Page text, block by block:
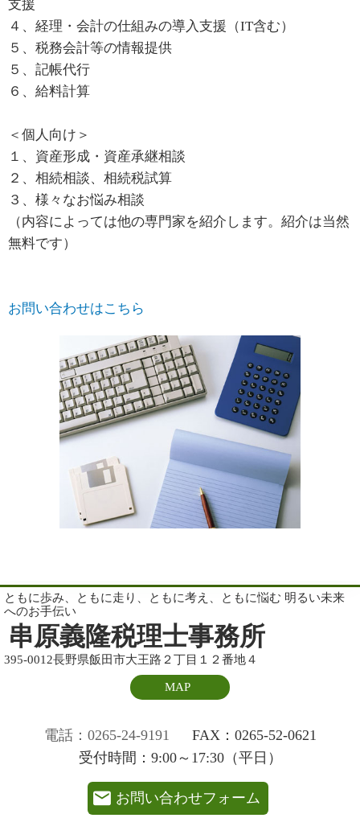
支援
４、経理・会計の仕組みの導入支援（IT含む）
５、税務会計等の情報提供
５、記帳代行
６、給料計算
＜個人向け＞
１、資産形成・資産承継相談
２、相続相談、相続税試算
３、様々なお悩み相談
（内容によっては他の専門家を紹介します。紹介は当然
無料です）
お問い合わせはこちら
ともに歩み、ともに走り、ともに考え、ともに悩む 明るい未来
へのお手伝い
串原義隆税理士事務所
395-0012長野県飯田市大王路２丁目１２番地４
MAP
電話：0265-24-9191
FAX：0265-52-0621
受付時間：9:00～17:30（平日）
お問い合わせフォーム